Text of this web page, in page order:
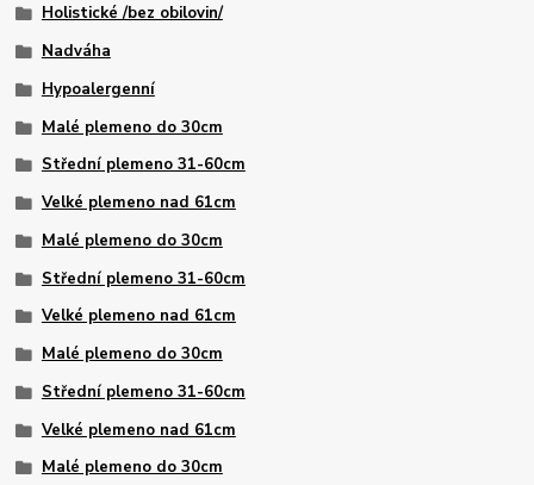
Holistické /bez obilovin/
Nadváha
Hypoalergenní
Malé plemeno do 30cm
Střední plemeno 31-60cm
Velké plemeno nad 61cm
Malé plemeno do 30cm
Střední plemeno 31-60cm
Velké plemeno nad 61cm
Malé plemeno do 30cm
Střední plemeno 31-60cm
Velké plemeno nad 61cm
Malé plemeno do 30cm